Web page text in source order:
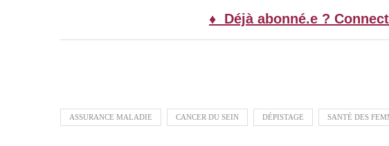
♦ Déjà abonné.e ?
ASSURANCE MALADIE CANCER DU SEIN DÉPISTAGE SANTÉ DES